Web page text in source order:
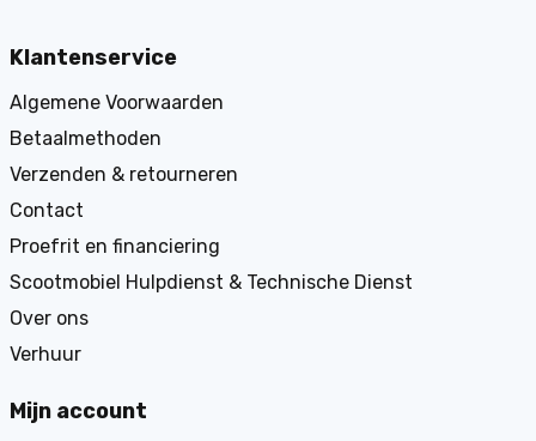
Klantenservice
Algemene Voorwaarden
Betaalmethoden
Verzenden & retourneren
Contact
Proefrit en financiering
Scootmobiel Hulpdienst & Technische Dienst
Over ons
Verhuur
Mijn account